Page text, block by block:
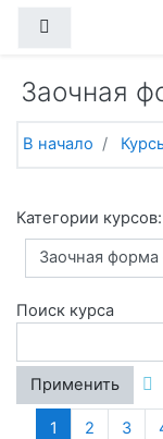
Заочная
В начало
Категории курсов:
Поиск курса
Применить
1 (текущая)
2 3